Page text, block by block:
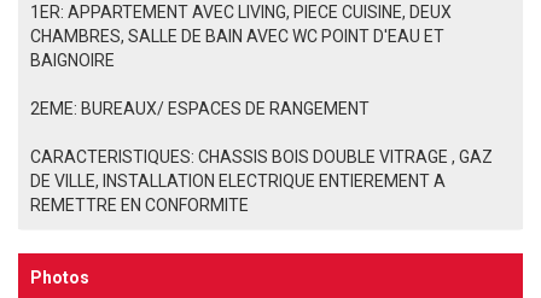
1ER: APPARTEMENT AVEC LIVING, PIECE CUISINE, DEUX
CHAMBRES, SALLE DE BAIN AVEC WC POINT D'EAU ET
BAIGNOIRE
2EME: BUREAUX/ ESPACES DE RANGEMENT
CARACTERISTIQUES: CHASSIS BOIS DOUBLE VITRAGE , GAZ
DE VILLE, INSTALLATION ELECTRIQUE ENTIEREMENT A
REMETTRE EN CONFORMITE
Photos